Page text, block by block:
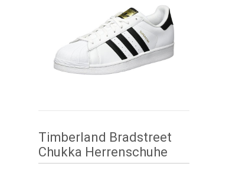
Timberland Bradstreet
Chukka Herrenschuhe